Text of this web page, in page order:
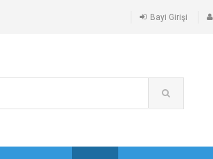
Bayi Girişi